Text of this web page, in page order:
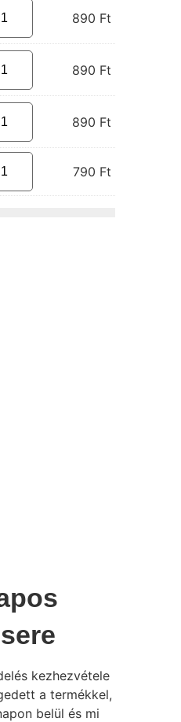
890 Ft
890 Ft
890 Ft
790 Ft
kezhezvétele
a termékkel,
belül és mi